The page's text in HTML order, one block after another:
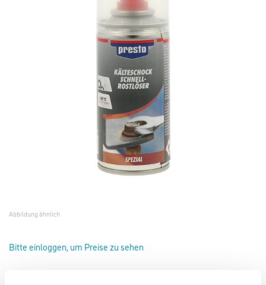
Abbildung ähnlich
Bitte einloggen, um Preise zu sehen